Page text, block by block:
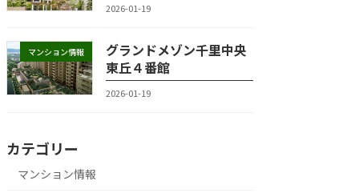
2026-01-19
マンション情報
グランドメゾン千里中央
東丘４番館
2026-01-19
カテゴリー
マンション情報